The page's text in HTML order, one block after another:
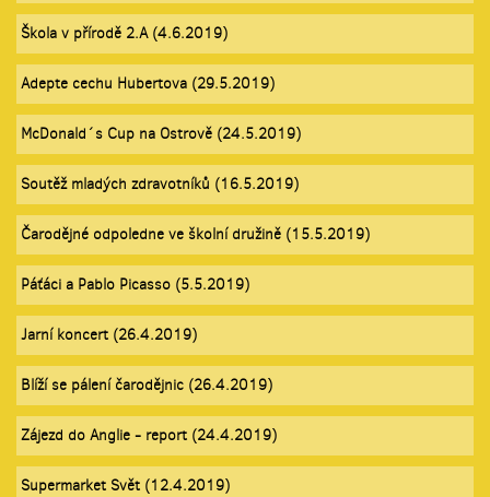
Škola v přírodě 2.A (4.6.2019)
Adepte cechu Hubertova (29.5.2019)
McDonald´s Cup na Ostrově (24.5.2019)
Soutěž mladých zdravotníků (16.5.2019)
Čarodějné odpoledne ve školní družině (15.5.2019)
Páťáci a Pablo Picasso (5.5.2019)
Jarní koncert (26.4.2019)
Blíží se pálení čarodějnic (26.4.2019)
Zájezd do Anglie - report (24.4.2019)
Supermarket Svět (12.4.2019)